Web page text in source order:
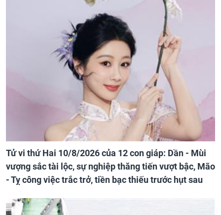
Tử vi thứ Hai 10/8/2026 của 12 con giáp: Dần - Mùi
vượng sắc tài lộc, sự nghiệp thăng tiến vượt bậc, Mão
- Tỵ công việc trắc trở, tiền bạc thiếu trước hụt sau